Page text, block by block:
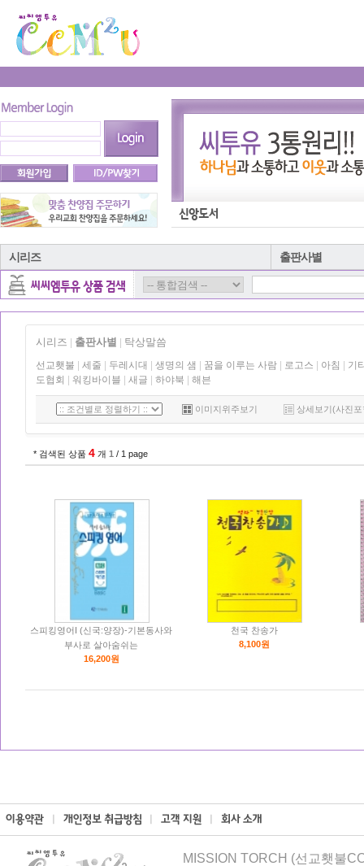
시리즈 출판사별
시리즈 출판사별 탁상말씀
선교횃불 세줄 두레시대 생명의 샘 꿈을 이루는 사람 로고스 아침
기
도협회
워킹바이블 새글 하야북 해븐
이미지위주보기 상세보기(사진
* 검색된 상품 4 개 1 / 1 page
스피킹영어I (신국:양장)-기본동사와
부사로 살아숨쉬는
16,200원
천국 찬송가
8,100원
MISSION TORCH (선교횃불